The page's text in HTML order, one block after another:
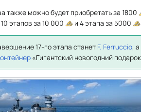
также можно будет приобретать за 1800
этапов за 10 000
и 4 этапа за 5000
17-го этапа станет F. Ferruccio,
«Гигантский новогодний